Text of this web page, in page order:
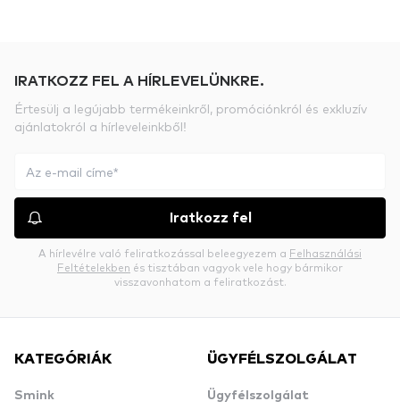
IRATKOZZ FEL A HÍRLEVELÜNKRE.
Értesülj a legújabb termékeinkről, promóciónkról és exkluzív
ajánlatokról a hírleveleinkből!
Iratkozz fel
A hírlevélre való feliratkozással beleegyezem a Felhasználási
Feltételekben és tisztában vagyok vele hogy bármikor
visszavonhatom a feliratkozást.
KATEGÓRIÁK
Smink
ÜGYFÉLSZOLGÁLAT
Ügyfélszolgálat